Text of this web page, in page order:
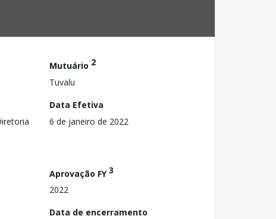
Mutuário 2
Tuvalu
Data Efetiva
6 de janeiro de 2022
Aprovação FY3
2022
Data de encerramento